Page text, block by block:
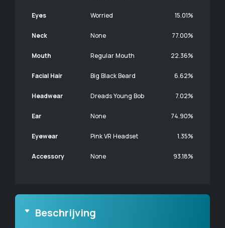
Eyes Worried 15.01%
Neck None 77.00%
Mouth Regular Mouth 22.36%
Facial Hair Big Black Beard 6.62%
Headwear Dreads Young Bob 7.02%
Ear None 74.90%
Eyewear Pink VR Headset 1.35%
Accessory None 93.18%
Beschrijving